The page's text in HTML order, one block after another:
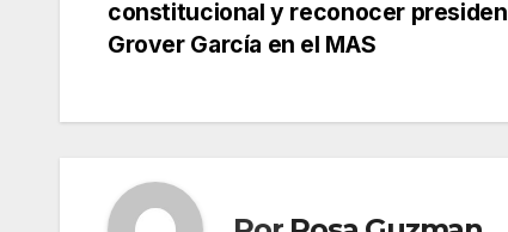
de
constitucional y reconocer
Grover García en el MAS